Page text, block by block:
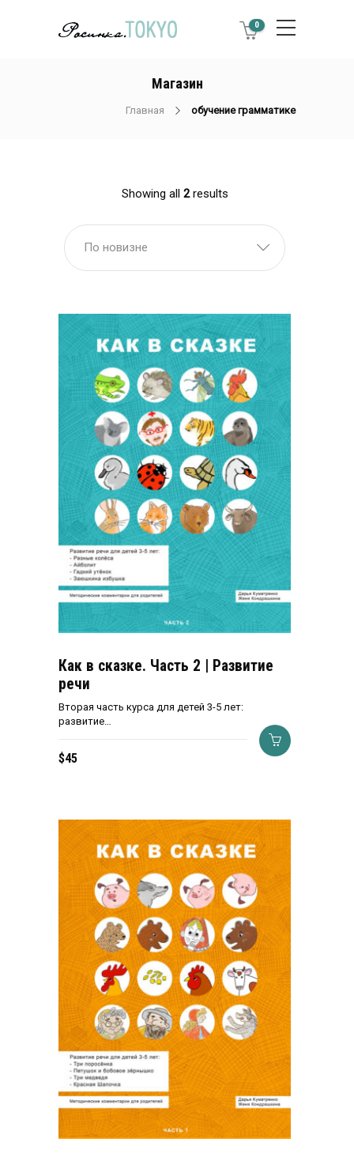
0
Магазин
Главная обучение грамматике
Showing all 2results
По новизне
Как в сказке. Часть 2 | Развитие
речи
Вторая часть курса для детей 3-5 лет:
развитие…
$45